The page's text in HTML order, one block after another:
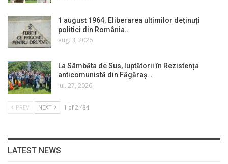
1 august 1964. Eliberarea ultimilor deținuți
politici din România…
aug. 3, 2026
La Sâmbăta de Sus, luptătorii în Rezistența
anticomunistă din Făgăraș…
iul. 27, 2026
PREV NEXT 1 of 2.484
LATEST NEWS